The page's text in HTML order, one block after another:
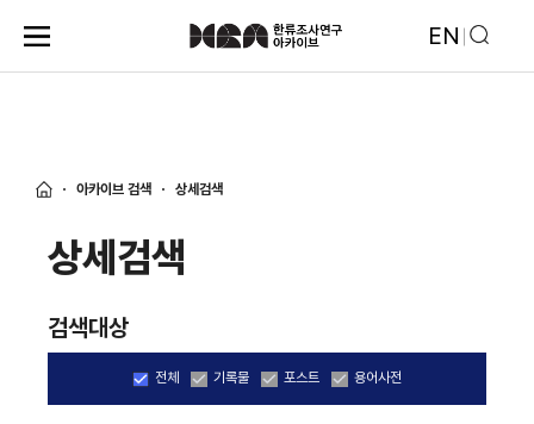
EN
아카이브 검색 상세검색
상세검색
검색대상
전체 기록물 포스트 용어사전